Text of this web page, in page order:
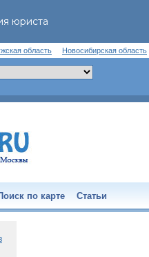
область Новосибирская область
по карте Статьи